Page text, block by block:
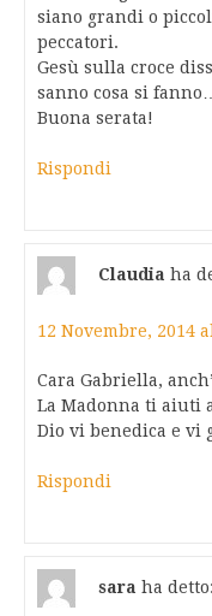
siano grandi o
peccatori.
Gesù sulla croce
sanno cosa si
Buona serata!
Rispondi
Claudia ha
12 Novembre, 2014
Cara Gabriella,
La Madonna ti aiuti
Dio vi benedica e vi
Rispondi
sara ha detto: